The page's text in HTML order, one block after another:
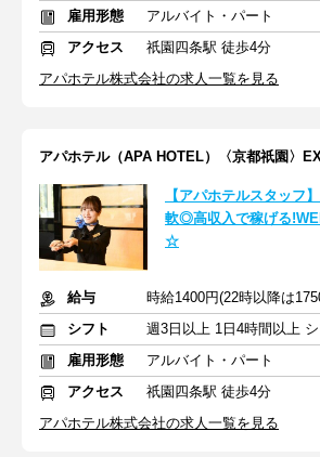
雇用形態
アルバイト・パート
アクセス
祇園四条駅 徒歩4分
アパホテル株式会社の求人一覧を見る
アパホテル（APA HOTEL）〈京都祇園〉
【アパホテルスタッフ
軟◎高収入で稼げる
☆
給与
シフト
雇用形態
アルバイト・パート
アクセス
祇園四条駅 徒歩4分
アパホテル株式会社の求人一覧を見る